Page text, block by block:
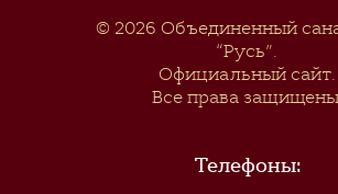
© 2026 Объединенный
“Русь”.
Официальный сайт.
Все права
Телефоны: